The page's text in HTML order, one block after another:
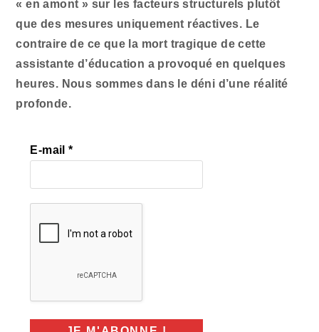
« en amont » sur les facteurs structurels plutôt
que des mesures uniquement réactives. Le
contraire de ce que la mort tragique de cette
assistante d’éducation a provoqué en quelques
heures. Nous sommes dans le déni d’une réalité
profonde.
E-mail*